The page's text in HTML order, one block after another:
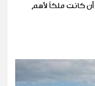
لشقة سبق أن كانت ملكاً لأهم